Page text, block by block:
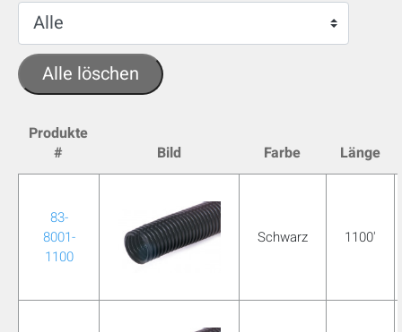
Vergleichen
keyboard_arrow_down AUSBLENDEN
[MISSING:
mobile_display_warn Please
turn your phone to ]
Alle löschen
Produkte
#
Bild Farbe Länge
83-
8001-
1100
Schwarz 1100'